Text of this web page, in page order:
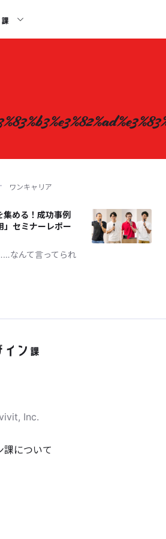
ワンキャリア
める！成功事例
」セミナーレポー
なんて言ってられ
Inc.
課について